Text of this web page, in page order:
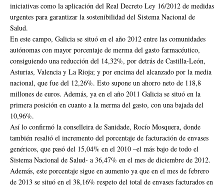
iniciativas como la aplicación del Real Decreto Ley 16/2012 de medidas
urgentes para garantizar la sostenibilidad del Sistema Nacional de
Salud.
En este campo, Galicia se situó en el año 2012 entre las comunidades
autónomas con mayor porcentaje de merma del gasto farmacéutico,
consiguiendo una reducción del 14,32%, por detrás de Castilla-León,
Asturias, Valencia y La Rioja; y por encima del alcanzado por la media
nacional, que fue del 12,26%. Esto supone un ahorro neto de 118,8
millones de euros. Además, ya en el año 2011 Galicia se situó en la
primera posición en cuanto a la merma del gasto, con una bajada del
10,96%.
Así lo confirmó la conselleira de Sanidade, Rocío Mosquera, donde
también resaltó el incremento del porcentaje de facturación de envases
genéricos, que pasó del 15,04% en el 2010 –el más bajo de todo el
Sistema Nacional de Salud- a 36,47% en el mes de diciembre de 2012.
Además, este porcentaje sigue en aumento ya que en el mes de febrero
de 2013 se situó en el 38,16% respeto del total de envases facturados en